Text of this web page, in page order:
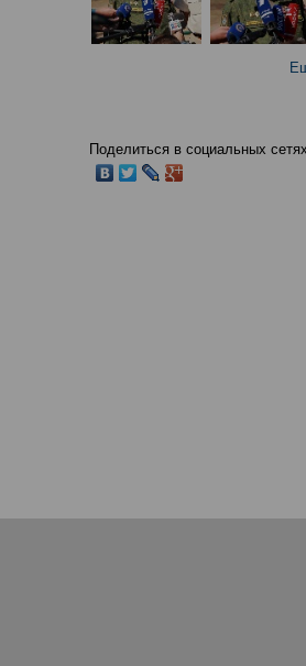
Поделиться в социальных